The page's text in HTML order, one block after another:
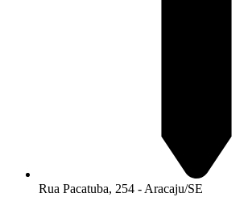
Rua Pacatuba, 254 - Aracaju/SE